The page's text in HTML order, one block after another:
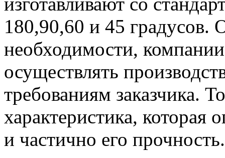
180,90,60 и 45 градусов.
необходимости,
осуществлять
требованиям заказчика.
характеристика, которая
и частично его прочность.